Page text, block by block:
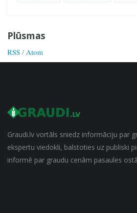
Plūsmas
RSS / Atom
Graudi.lv vortāls sniedz informāciju par
ekspertu viedokli, balstoties uz publiski
informē par graudu cenām pasaules